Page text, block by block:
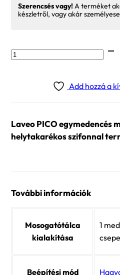
Szerencsés vagy!A terméket
készletről, vagy akár
Laveo
PICO
helytakarékos
szifonnal
Add hozzá a
Laveo PICO egymedencés
helytakarékos szifonnal
További információk
Mosogatótálca
kialakítása
1
Beépítési mód